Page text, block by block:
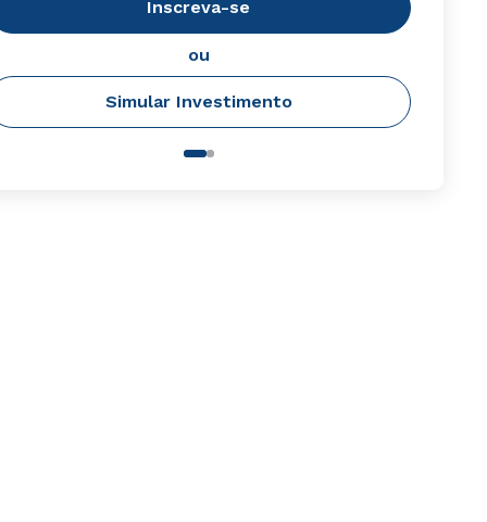
Inscreva-se
ou
Simular Investimento